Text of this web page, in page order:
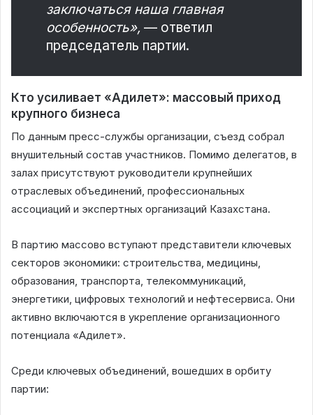
заключаться наша главная
особенность», — ответил
председатель партии.
Кто усиливает «Адилет»: массовый приход
крупного бизнеса
По данным пресс-службы организации, съезд собрал
внушительный состав участников. Помимо делегатов, в
залах присутствуют руководители крупнейших
отраслевых объединений, профессиональных
ассоциаций и экспертных организаций Казахстана.
В партию массово вступают представители ключевых
секторов экономики: строительства, медицины,
образования, транспорта, телекоммуникаций,
энергетики, цифровых технологий и нефтесервиса. Они
активно включаются в укрепление организационного
потенциала «Адилет».
Среди ключевых объединений, вошедших в орбиту
партии: